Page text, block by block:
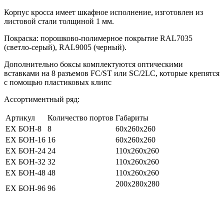
Корпус кросса имеет шкафное исполнение, изготовлен из
листовой стали толщиной 1 мм.
Покраска: порошково-полимерное покрытие RAL7035
(светло-серый), RAL9005 (черный).
Дополнительно боксы комплектуются оптическими
вставками на 8 разъемов FC/ST или SC/2LC, которые крепятся
с помощью пластиковых клипс
Ассортиментный ряд:
Артикул Количество портов Габариты
EX БОН-8
8
60х260х260
EX БОН-16 16
60х260х260
EX БОН-24 24
110х260х260
EX БОН-32 32
110х260х260
EX БОН-48 48
110х260х260
EX БОН-96 96
200х280х280